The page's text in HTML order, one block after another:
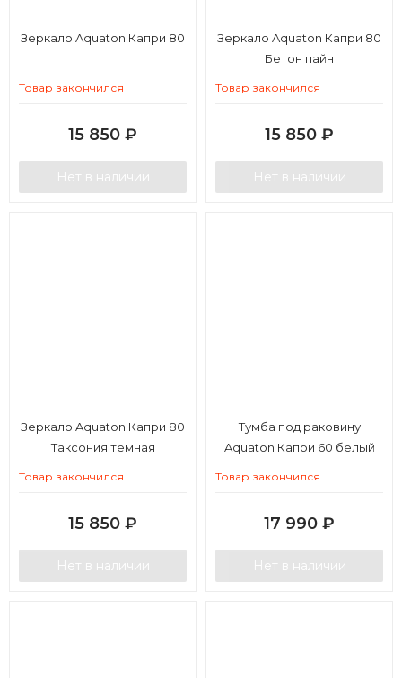
Зеркало Aquaton Капри 80
Товар закончился
15 850 ₽
Нет в наличии
Зеркало Aquaton Капри 80
Бетон пайн
Товар закончился
15 850 ₽
Нет в наличии
Зеркало Aquaton Капри 80
Таксония темная
Товар закончился
15 850 ₽
Нет в наличии
Тумба под раковину
Aquaton Капри 60 белый
Товар закончился
17 990 ₽
Нет в наличии